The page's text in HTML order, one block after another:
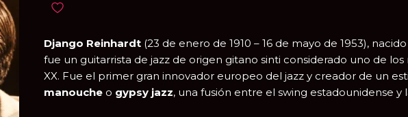
Añadir a favoritos
Django Reinhardt(23 de enero de 1910 – 16 de mayo de 1953),
fue un guitarrista de jazz de origen gitano sinti considerado uno de
XX. Fue el primer gran innovador europeo del jazz y creador de un
manoucheo gypsy jazz, una fusión entre el swing estadounidense y